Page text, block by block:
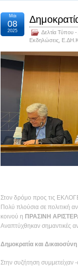
Δελτία Τύπου -
Εκδηλώσεις
Μάι
08
2025
Στον δρόμο προς τις
Πολύ πλούσια σε πολιτική
κοινού η ΠΡΑΣΙΝΗ
Αναπτύχθηκαν σημαντικές
Δημοκρατία και Δικαιοσύνη
Στην συζήτηση συμμετείχαν